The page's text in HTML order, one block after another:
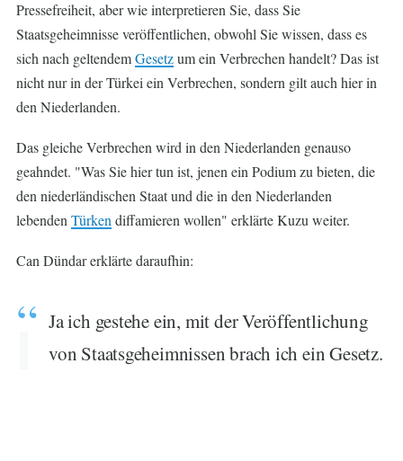
Pressefreiheit, aber wie interpretieren Sie, dass Sie
Staatsgeheimnisse veröffentlichen, obwohl Sie wissen, dass es
sich nach geltendemGesetzum ein Verbrechen handelt? Das ist
nicht nur in der Türkei ein Verbrechen, sondern gilt auch hier in
den Niederlanden.
Das gleiche Verbrechen wird in den Niederlanden genauso
geahndet. "Was Sie hier tun ist, jenen ein Podium zu bieten, die
den niederländischen Staat und die in den Niederlanden
lebenden Türken diffamieren wollen" erklärte Kuzu weiter.
Can Dündar erklärte daraufhin:
Ja ich gestehe ein, mit der Veröffentlichung
von Staatsgeheimnissen brach ich ein Gesetz.